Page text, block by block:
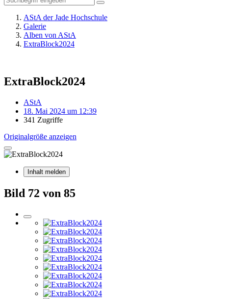
AStA der Jade Hochschule
Galerie
Alben von AStA
ExtraBlock2024
ExtraBlock2024
AStA
18. Mai 2024 um 12:39
341 Zugriffe
Originalgröße anzeigen
Inhalt melden
Bild 72 von 85